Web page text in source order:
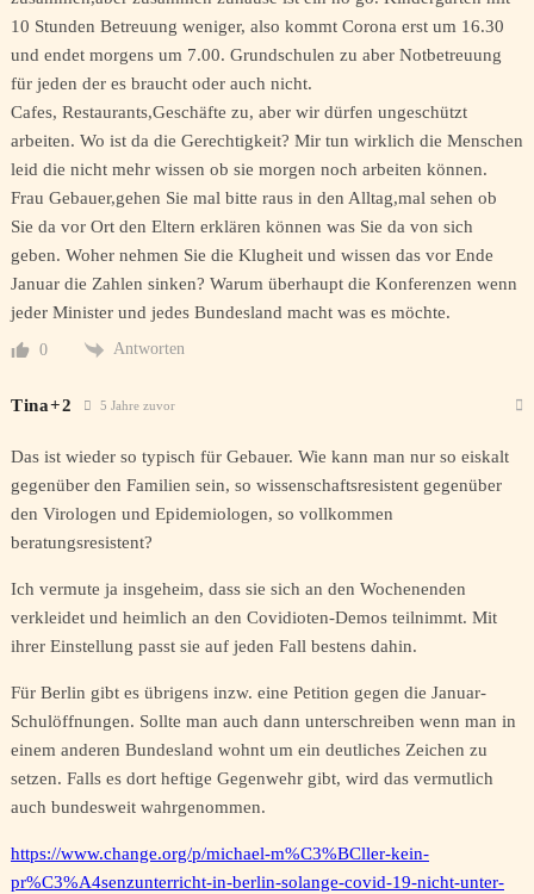
10 Stunden Betreuung weniger, also kommt Corona erst um 16.30
und endet morgens um 7.00. Grundschulen zu aber Notbetreuung
für jeden der es braucht oder auch nicht.
Cafes, Restaurants,Geschäfte zu, aber wir dürfen ungeschützt
arbeiten. Wo ist da die Gerechtigkeit? Mir tun wirklich die Menschen
leid die nicht mehr wissen ob sie morgen noch arbeiten können.
Frau Gebauer,gehen Sie mal bitte raus in den Alltag,mal sehen ob
Sie da vor Ort den Eltern erklären können was Sie da von sich
geben. Woher nehmen Sie die Klugheit und wissen das vor Ende
Januar die Zahlen sinken? Warum überhaupt die Konferenzen wenn
jeder Minister und jedes Bundesland macht was es möchte.
0 Antworten
Tina+2 5 Jahre zuvor
Das ist wieder so typisch für Gebauer. Wie kann man nur so eiskalt
gegenüber den Familien sein, so wissenschaftsresistent gegenüber
den Virologen und Epidemiologen, so vollkommen
beratungsresistent?
Ich vermute ja insgeheim, dass sie sich an den Wochenenden
verkleidet und heimlich an den Covidioten-Demos teilnimmt. Mit
ihrer Einstellung passt sie auf jeden Fall bestens dahin.
Für Berlin gibt es übrigens inzw. eine Petition gegen die Januar-
Schulöffnungen. Sollte man auch dann unterschreiben wenn man in
einem anderen Bundesland wohnt um ein deutliches Zeichen zu
setzen. Falls es dort heftige Gegenwehr gibt, wird das vermutlich
auch bundesweit wahrgenommen.
https://www.change.org/p/michael-m%C3%BCller-kein-
pr%C3%A4senzunterricht-in-berlin-solange-covid-19-nicht-unter-